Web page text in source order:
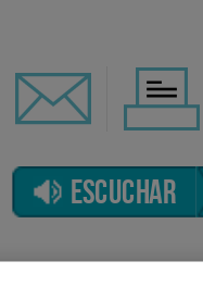
ESCUCHAR